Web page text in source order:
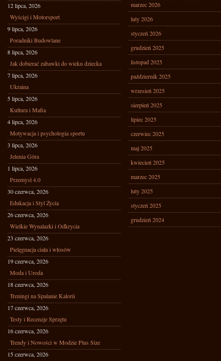
12 lipca, 2026
Wyścigi i Motorsport
9 lipca, 2026
Poradniki Budowlane
8 lipca, 2026
Jak dobierać zabawki do wieku dziecka
7 lipca, 2026
Ukraina
5 lipca, 2026
Kultura i Mafia
4 lipca, 2026
Motywacja i psychologia sportu
3 lipca, 2026
Jelenia Góra
1 lipca, 2026
Przemysł 4.0
30 czerwca, 2026
Edukacja i Styl Życia
26 czerwca, 2026
Wielkie Wynalazki i Odkrycia
23 czerwca, 2026
Pielęgnacja ciała i włosów
19 czerwca, 2026
Moda i Uroda
18 czerwca, 2026
Treningi na Spalanie Kalorii
17 czerwca, 2026
Testy i Recenzje Sprzętu
16 czerwca, 2026
Trendy i Nowości w Modzie Plus Size
15 czerwca, 2026
marzec 2026
luty 2026
styczeń 2026
grudzień 2025
listopad 2025
październik 2025
wrzesień 2025
sierpień 2025
lipiec 2025
czerwiec 2025
maj 2025
kwiecień 2025
marzec 2025
luty 2025
styczeń 2025
grudzień 2024